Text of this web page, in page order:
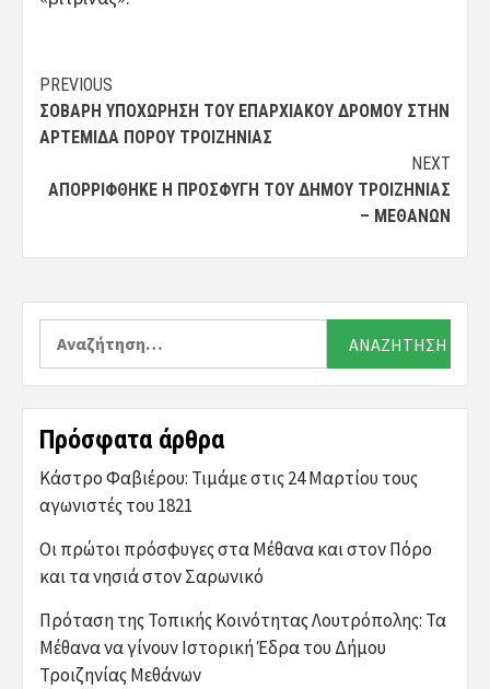
Post
navigation
PREVIOUS
ΣΟΒΑΡΉ ΥΠΟΧΏΡΗΣΗ ΤΟΥ ΕΠΑΡΧΙΑΚΟΎ ΔΡΌΜΟΥ ΣΤΗΝ
ΑΡΤΈΜΙΔΑ ΠΌΡΟΥ ΤΡΟΙΖΗΝΊΑΣ
NEXT
ΑΠΟΡΡΊΦΘΗΚΕ Η ΠΡΟΣΦΥΓΉ ΤΟΥ ΔΉΜΟΥ ΤΡΟΙΖΗΝΊΑΣ
– ΜΕΘΆΝΩΝ
Αναζήτηση
Πρόσφατα άρθρα
Κάστρο Φαβιέρου: Τιμάμε στις 24 Μαρτίου τους
αγωνιστές του 1821
Οι πρώτοι πρόσφυγες στα Μέθανα και στον Πόρο
και τα νησιά στον Σαρωνικό
Πρόταση της Τοπικής Κοινότητας Λουτρόπολης: Τα
Μέθανα να γίνουν Ιστορική Έδρα του Δήμου
Τροιζηνίας Μεθάνων